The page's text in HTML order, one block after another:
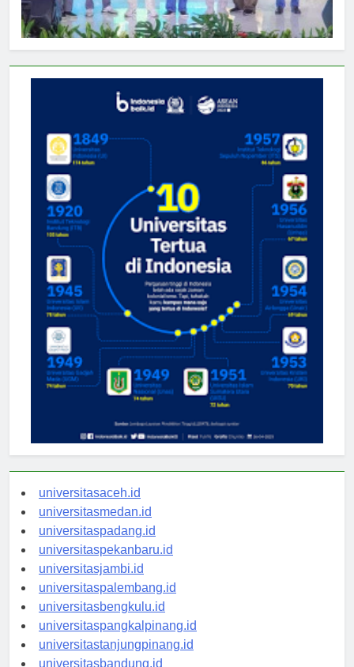
universitasaceh.id
universitasmedan.id
universitaspadang.id
universitaspekanbaru.id
universitasjambi.id
universitaspalembang.id
universitasbengkulu.id
universitaspangkalpinang.id
universitastanjungpinang.id